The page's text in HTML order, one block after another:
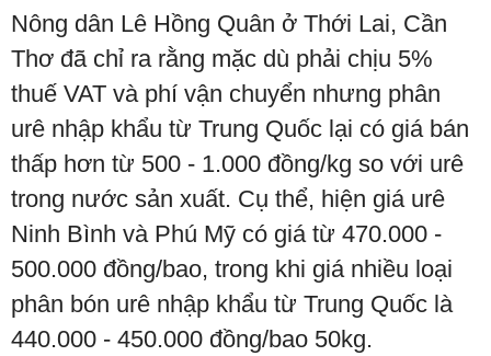
Nông dân Lê Hồng Quân ở Thới Lai, Cần
Thơ đã chỉ ra rằng mặc dù phải chịu 5%
thuế VAT và phí vận chuyển nhưng phân
urê nhập khẩu từ Trung Quốc lại có giá bán
thấp hơn từ 500 - 1.000 đồng/kg so với urê
trong nước sản xuất. Cụ thể, hiện giá urê
Ninh Bình và Phú Mỹ có giá từ 470.000 -
500.000 đồng/bao, trong khi giá nhiều loại
phân bón urê nhập khẩu từ Trung Quốc là
440.000 - 450.000 đồng/bao 50kg.